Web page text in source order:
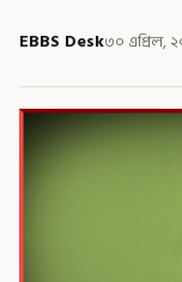
EBBS Desk৩০ এপ্রিল,